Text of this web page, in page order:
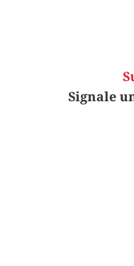
Signale